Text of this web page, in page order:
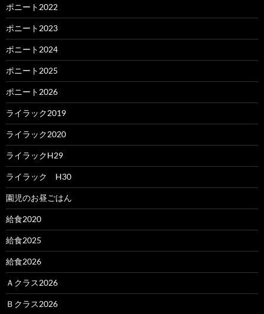
ポニート2022
ポニート2023
ポニート2024
ポニート2025
ポニート2026
ライラック2019
ライラック2020
ライラックH29
ライラック H30
園児のお昼ごはん
給食2020
給食2025
給食2026
Ａクラス2026
Ｂクラス2026